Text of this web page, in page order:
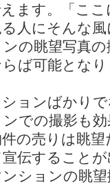
ます。「こ
人にそんな
の眺望写真の
ば可能となり
ョンばかり
での撮影も効
件の売りは眺
伝することが
ンションの眺